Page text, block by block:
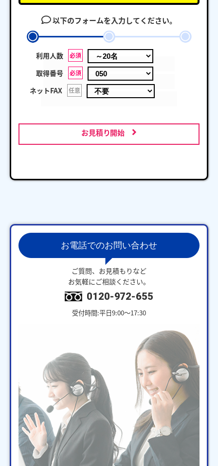
以下のフォームを入力してください。
利用人数 必須
取得番号 必須
ネットFAX 任意
お見積り開始
お電話でのお問い合わせ
ご質問、お見積もりなど
お気軽にご相談ください。
0120-972-655
受付時間:平日9:00～17:30